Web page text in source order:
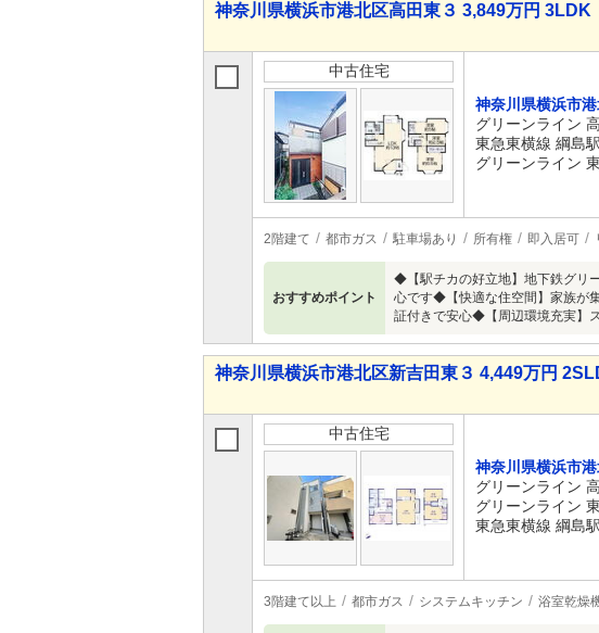
神奈川県横浜市港北区高田東３ 3,849万円 3LDK
中古住宅
神奈川県横浜市
グリーンライン
東急東横線 綱島
グリーンライン
2階建て 都市ガス 駐車場あり 所有権 即入居可
おすすめポイント
◆【駅チカの好立地】地下鉄グリ
心です◆【快適な住空間】家族が
証付きで安心◆【周辺環境充実】
神奈川県横浜市港北区新吉田東３ 4,449万円
中古住宅
神奈川県横浜市
グリーンライン
グリーンライン
東急東横線 綱島
3階建て以上 都市ガス システムキッチン 浴室乾燥